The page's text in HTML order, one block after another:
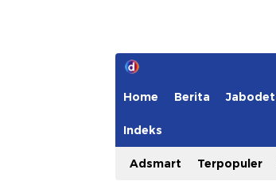
Home Berita
Indeks
Adsmart Terpopuler